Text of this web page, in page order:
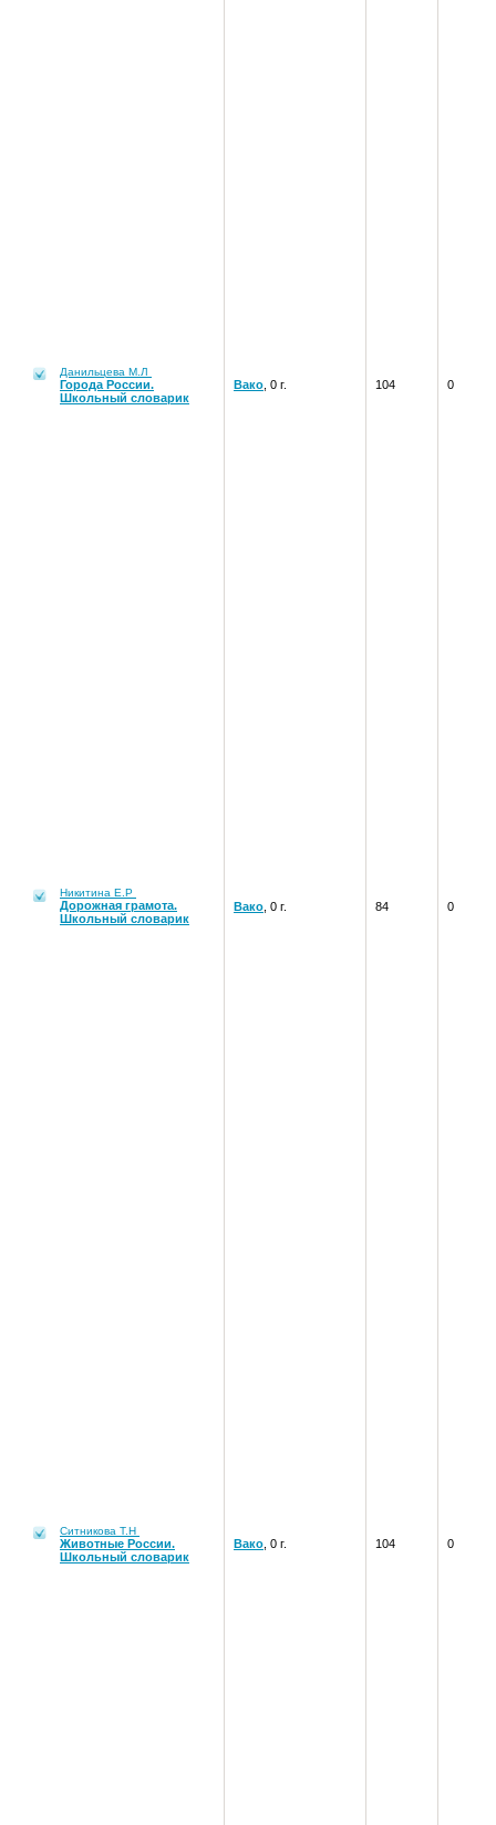
Данильцева М.Л
Города России.
Школьный словарик
Вако , 0 г. 104 0
Никитина Е.Р
Дорожная грамота.
Школьный словарик
Вако , 0 г. 84 0
Ситникова Т.Н
Животные России.
Школьный словарик
Вако , 0 г. 104 0